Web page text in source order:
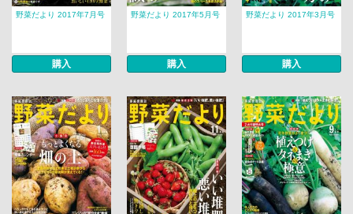
野菜だより 2017年7月号
購入
野菜だより 2017年5月号
購入
野菜だより 2017年3月号
購入